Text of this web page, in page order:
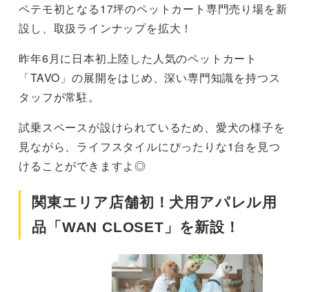
ペテモ初となる17坪のペットカート専門売り場を新
設し、取扱ラインナップを拡大！
昨年6月に日本初上陸した人気のペットカート
「TAVO」の展開をはじめ、深い専門知識を持つス
タッフが常駐。
試乗スペースが設けられているため、愛犬の様子を
見ながら、ライフスタイルにぴったりな1台を見つ
けることができますよ◎
関東エリア店舗初！犬用アパレル用
品「WAN CLOSET」を新設！